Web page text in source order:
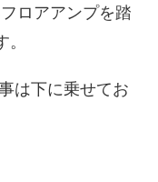
ロアアンプを踏
は下に乗せてお